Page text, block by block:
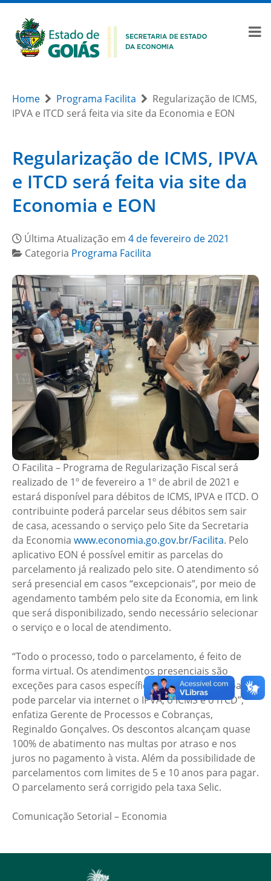
Home Programa Facilita
Regularização de ICMS,
IPVA e ITCD será feita via site da Economia e EON
Regularização de ICMS, IPVA
e ITCD será feita via site da
Economia e EON
Última Atualização em 4 de fevereiro de 2021
Categoria Programa Facilita
O Facilita – Programa de Regularização Fiscal será
realizado de 1º de fevereiro a 1º de abril de 2021 e
estará disponível para débitos de ICMS, IPVA e ITCD. O
contribuinte poderá parcelar seus débitos sem sair
de casa, acessando o serviço pelo Site da Secretaria
da Economia www.economia.go.gov.br/Facilita. Pelo
aplicativo EON é possível emitir as parcelas do
parcelamento já realizado pelo site. O atendimento só
será presencial em casos “excepcionais”, por meio de
agendamento também pelo site da Economia, em link
que será disponibilizado, sendo necessário selecionar
o serviço e o local de atendimento.
“Todo o processo, todo o parcelamento, é feito de
forma virtual. Os atendimentos presenciais são
exceções para casos específicos. Qualquer pessoa
pode parcelar via internet o IPVA, o ICMS e o ITCD”,
enfatiza Gerente de Processos e Cobranças,
Reginaldo Gonçalves. Os descontos alcançam quase
100% de abatimento nas multas por atraso e nos
juros no pagamento à vista. Além da possibilidade de
parcelamentos com limites de 5 e 10 anos para pagar.
O parcelamento será corrigido pela taxa Selic.
Comunicação Setorial – Economia